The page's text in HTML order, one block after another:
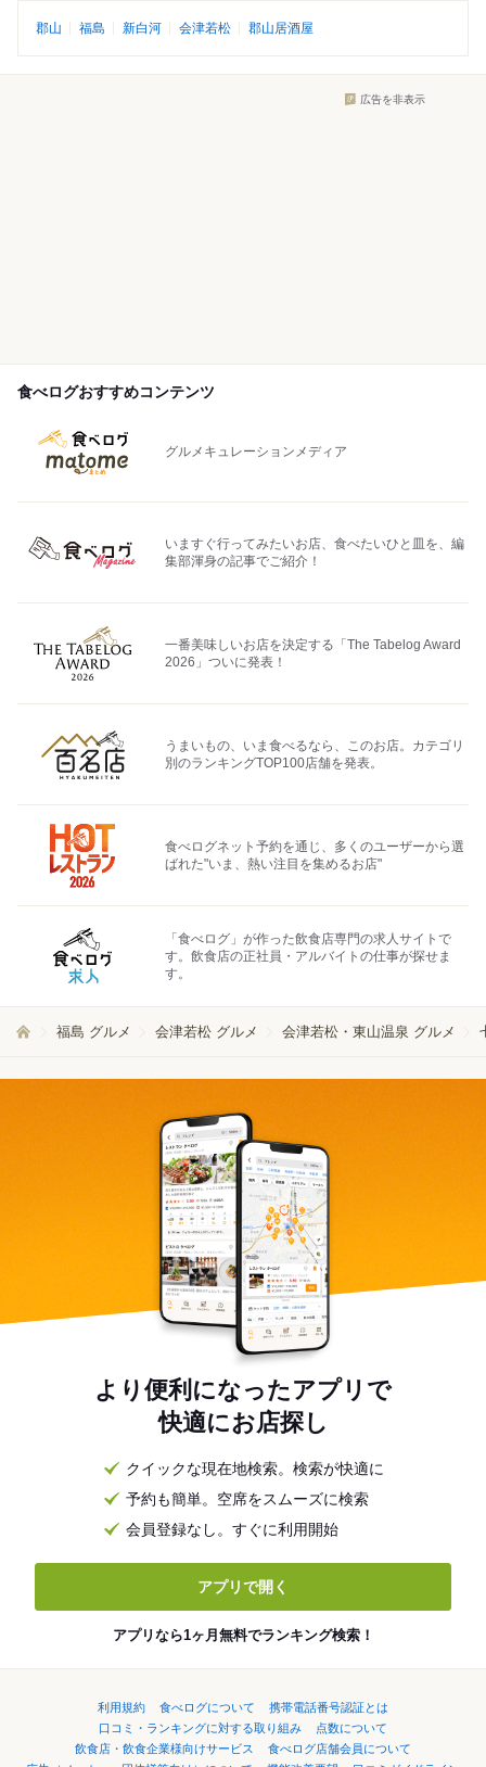
郡山 福島 新白河 会津若松 郡山居酒屋
広告を非表示
食べログおすすめコンテンツ
グルメキュレーションメディア
いますぐ行ってみたいお店、食べたいひと皿を、編
集部渾身の記事でご紹介！
一番美味しいお店を決定する「The Tabelog Award
2026」ついに発表！
うまいもの、いま食べるなら、このお店。カテゴリ
別のランキングTOP100店舗を発表。
食べログネット予約を通じ、多くのユーザーから選
ばれた"いま、熱い注目を集めるお店"
「食べログ」が作った飲食店専門の求人サイトで
す。飲食店の正社員・アルバイトの仕事が探せま
す。
福島 グルメ 会津若松 グルメ 会津若松・東山温泉 グルメ
より便利になったアプリで
快適にお店探し
クイックな現在地検索。検索が快適に
予約も簡単。空席をスムーズに検索
会員登録なし。すぐに利用開始
アプリで開く
アプリなら1ヶ月無料でランキング検索！
利用規約 食べログについて
携帯電話番号認証とは
口コミ・ランキングに対する取り組み
点数について
飲食店・飲食企業様向けサービス
食べログ店舗会員について